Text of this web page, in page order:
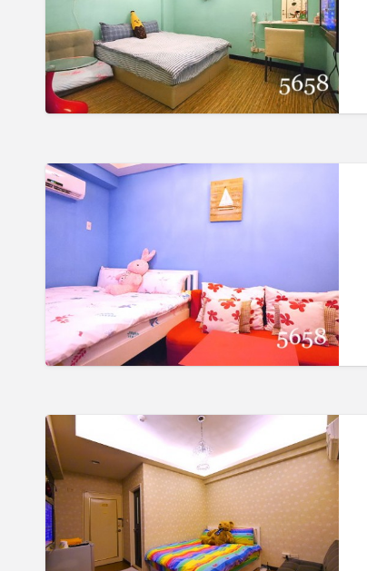
紛
房
間
幻
乘
機
車
追
~
房
好
夢
幻
漲
價
♥
加
不
加
乘
機
追
~
房
間
款
式
好
屋
(Rainbow-
Stay)
暑
住
宿
唷
♥
咪…
加
人
不
加
價
~
機
Sweet
House
福
暑
假
住
不
漲
價
♥
加
人
不
逢
甲。
哈
妮
熊
小